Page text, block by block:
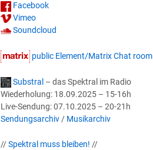
Facebook
Vimeo
Soundcloud
public Element/Matrix Chat room
Substral – das Spektral im Radio
Wiederholung: 18.09.2025 – 15-16h
Live-Sendung: 07.10.2025 – 20-21h
Sendungsarchiv/ Musikarchiv
//Spektral muss bleiben! //